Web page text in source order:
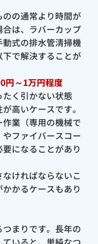
の通常より時間が
は、ラバーカップ
動式の排水管清掃機
で解決することが
円～1万円程度
く引かない状態
高いケースです。
業（専用の機械で
ファイバースコー
になることがあり
ければならないこ
かるケースもあり
まりです。長年の